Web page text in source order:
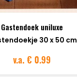
Gastendoek uniluxe
30 x 50 cm
v.a.€ 0.99